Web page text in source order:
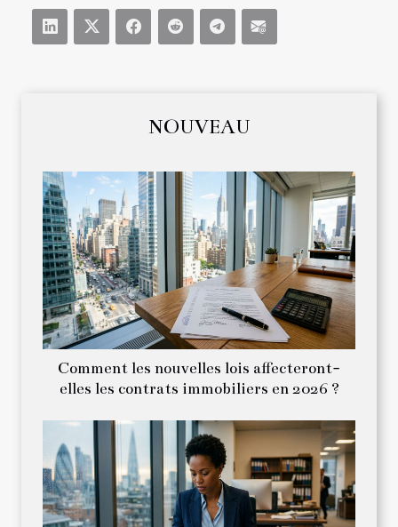
NOUVEAU
Comment les nouvelles lois affecteront-
elles les contrats immobiliers en 2026 ?